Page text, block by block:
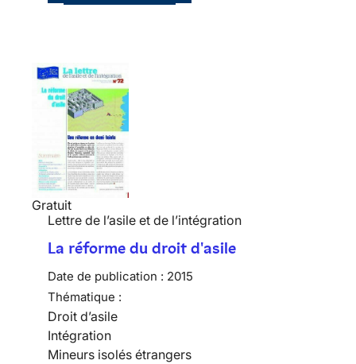
Gratuit
Lettre de l’asile et de l’intégration
La réforme du droit d'asile
Date de publication : 2015
Thématique :
Droit d’asile
Intégration
Mineurs isolés étrangers